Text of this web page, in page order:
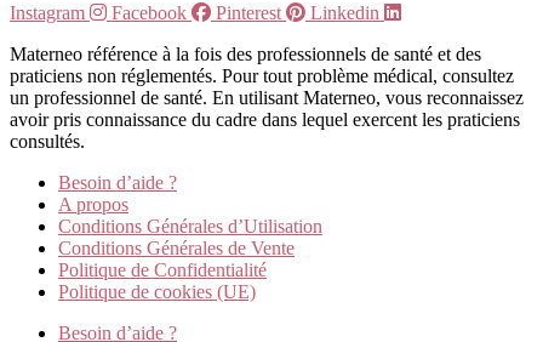
Instagram
Facebook Pinterest
Linkedin
Materneo référence à la fois des professionnels de santé et des
praticiens non réglementés. Pour tout problème médical, consultez
un professionnel de santé. En utilisant Materneo, vous reconnaissez
avoir pris connaissance du cadre dans lequel exercent les praticiens
consultés.
Besoin d’aide ?
A propos
Conditions Générales d’Utilisation
Conditions Générales de Vente
Politique de Confidentialité
Politique de cookies (UE)
Besoin d’aide ?